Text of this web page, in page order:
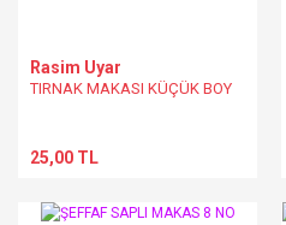
Rasim Uyar
TIRNAK MAKASI KÜÇÜK BOY
25,00 TL